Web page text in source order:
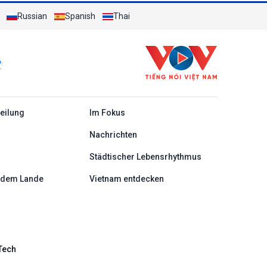
Russian Spanish Thai
Im Fokus
Nachrichten
Städtischer Lebensrhythmus
Lande Vietnam entdecken